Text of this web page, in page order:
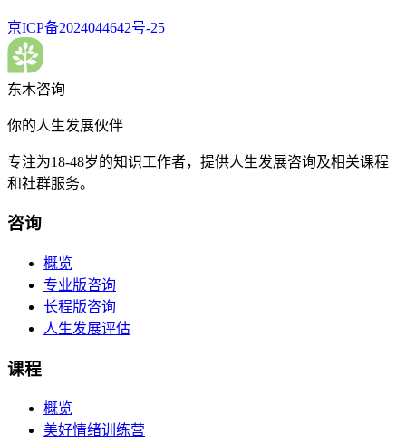
京ICP备2024044642号-25
东木咨询
你的人生发展伙伴
专注为18-48岁的知识工作者，提供人生发展咨询及相关课程
和社群服务。
咨询
概览
专业版咨询
长程版咨询
人生发展评估
课程
概览
美好情绪训练营